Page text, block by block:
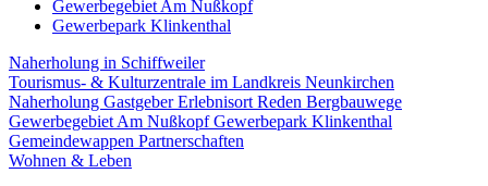
Gewerbegebiet Am Nußkopf
Gewerbepark Klinkenthal
Naherholung in Schiffweiler
Tourismus- & Kulturzentrale im Landkreis Neunkirchen
Naherholung GastgeberErlebnisort Reden Bergbauwege
Gewerbegebiet Am NußkopfGewerbepark Klinkenthal
Gemeindewappen Partnerschaften
Wohnen & Leben